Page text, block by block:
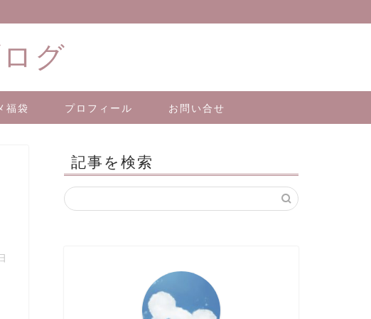
グ
福袋 プロフィール お問い合せ
記事を検索